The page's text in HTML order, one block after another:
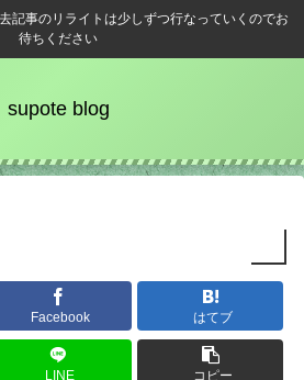
記事のリライトは少しずつ行なっていくのでお
待ちください
supote blog
Facebook はてブ
LINE コピー